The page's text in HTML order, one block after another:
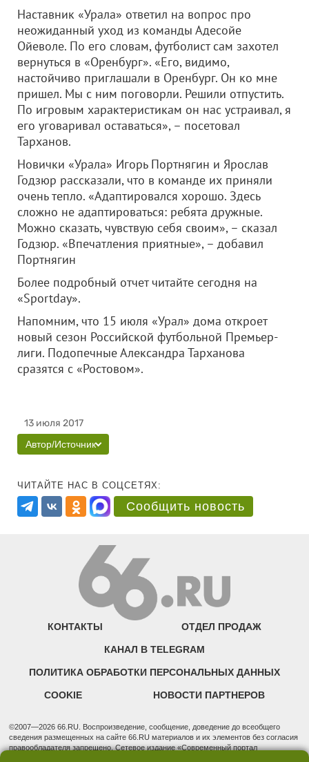
Наставник «Урала» ответил на вопрос про
неожиданный уход из команды Адесойе
Ойеволе. По его словам, футболист сам захотел
вернуться в «Оренбург». «Его, видимо,
настойчиво приглашали в Оренбург. Он ко мне
пришел. Мы с ним поговорли. Решили отпустить.
По игровым характеристикам он нас устраивал, я
его уговаривал оставаться», – посетовал
Тарханов.
Новички «Урала» Игорь Портнягин и Ярослав
Годзюр рассказали, что в команде их приняли
очень тепло. «Адаптировался хорошо. Здесь
сложно не адаптироваться: ребята дружные.
Можно сказать, чувствую себя своим», – сказал
Годзюр. «Впечатления приятные», – добавил
Портнягин
Более подробный отчет читайте сегодня на
«Sportday».
Напомним, что 15 июля «Урал» дома откроет
новый сезон Российской футбольной Премьер-
лиги. Подопечные Александра Тарханова
сразятся с «Ростовом».
13 июля 2017
Автор/Источник
ЧИТАЙТЕ НАС В СОЦСЕТЯХ:
Сообщить новость
КОНТАКТЫ ОТДЕЛ ПРОДАЖ
КАНАЛ В TELEGRAM
ПОЛИТИКА ОБРАБОТКИ ПЕРСОНАЛЬНЫХ ДАННЫХ
COOKIE НОВОСТИ ПАРТНЕРОВ
©2007—2026 66.RU. Воспроизведение, сообщение, доведение до всеобщего
сведения размещенных на сайте 66.RU материалов и их элементов без согласия
правообладателя запрещено. Сетевое издание «Современный портал